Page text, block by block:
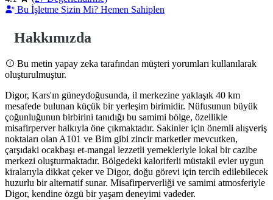
Bu İşletme Sizin Mi? Hemen Sahiplen
Hakkımızda
Bu metin yapay zeka tarafından müşteri yorumları kullanılarak
oluşturulmuştur.
Digor, Kars'ın güneydoğusunda, il merkezine yaklaşık 40 km
mesafede bulunan küçük bir yerleşim birimidir. Nüfusunun büyük
çoğunluğunun birbirini tanıdığı bu samimi bölge, özellikle
misafirperver halkıyla öne çıkmaktadır. Sakinler için önemli alışveriş
noktaları olan A101 ve Bim gibi zincir marketler mevcutken,
çarşıdaki ocakbaşı et-mangal lezzetli yemekleriyle lokal bir cazibe
merkezi oluşturmaktadır. Bölgedeki kaloriferli müstakil evler uygun
kiralarıyla dikkat çeker ve Digor, doğu görevi için tercih edilebilecek
huzurlu bir alternatif sunar. Misafirperverliği ve samimi atmosferiyle
Digor, kendine özgü bir yaşam deneyimi vadeder.